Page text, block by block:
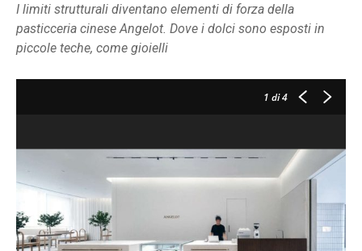
I limiti strutturali diventano elementi di forza della
pasticceria cinese Angelot. Dove i dolci sono esposti in
piccole teche, come gioielli
1 di 4